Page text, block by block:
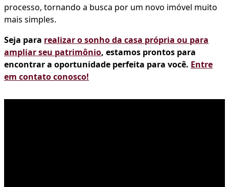
processo, tornando a busca por um novo imóvel muito
mais simples.
Seja para realizar o sonho da casa própria ou para
ampliar seu patrimônio, estamos prontos para
encontrar a oportunidade perfeita para você. Entre
em contato conosco!